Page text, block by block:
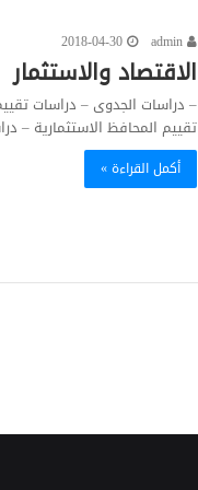
2018-04-30
الاقتصاد والاستثمار
– دراسات الجدوى – دراسات
تقييم المحافظ الاستثمارية –
أكمل القراءة »